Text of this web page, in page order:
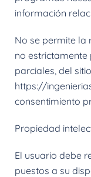
información
No se permite la
no
parciales, del
https://
consentimiento
Propiedad
El usuario debe
puestos a su